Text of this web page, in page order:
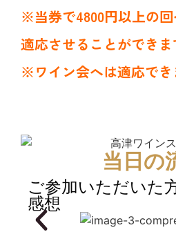
※当券で4800円以上の
適応させることができま
※ワイン会へは適応でき
当日の
ご参加いただいた
感想